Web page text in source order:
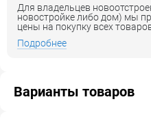
Для владельцев
новостройке либо дом) мы
цены на покупку всех
Подробнее
Варианты товаров